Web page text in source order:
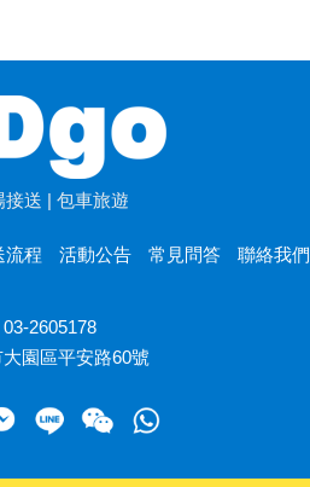
接送 | 包車旅遊
流程 活動公告 常見問答 聯絡我們
03-2605178
園區平安路60號